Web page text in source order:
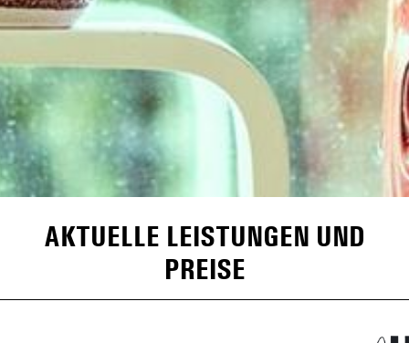
AKTUELLE LEISTUNGEN UND
PREISE